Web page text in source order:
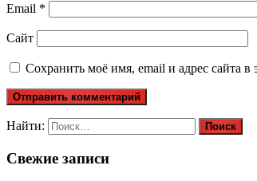
Email *
Сайт
Сохранить моё имя, email и адрес сайта
Найти:
Свежие записи